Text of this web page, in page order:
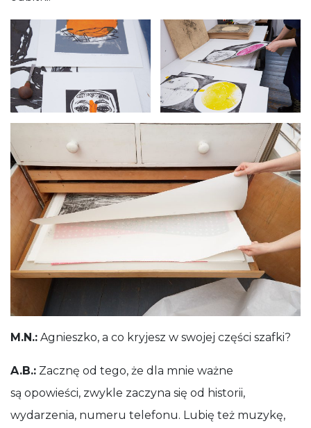
M.N.: Agnieszko, a co kryjesz w swojej części szafki?
A.B.: Zacznę od tego, że dla mnie ważne
są opowieści, zwykle zaczyna się od historii,
wydarzenia, numeru telefonu. Lubię też muzykę,